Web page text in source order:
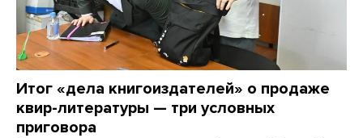
Итог «дела книгоиздателей» о продаже
квир-литературы — три условных
приговора